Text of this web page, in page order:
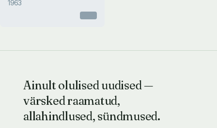
1963
Ainult olulised uudised —
värsked raamatud,
allahindlused, sündmused.